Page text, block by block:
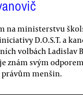
na ministerstvu
D.O.S.T. a
volbách Ladislav
znám svým odporem
menšin.